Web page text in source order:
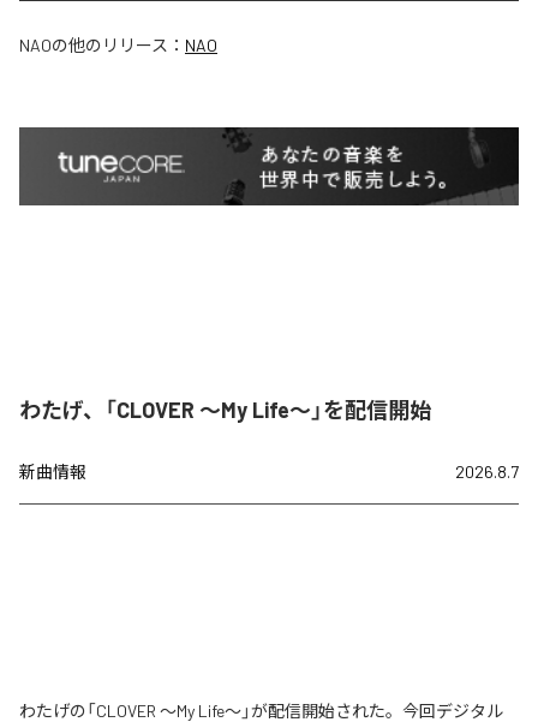
NAOの他のリリース： NAO
わたげ、「CLOVER ～My Life～」を配信開始
新曲情報 2026.8.7
わたげの「CLOVER ～My Life～」が配信開始された。今回デジタル